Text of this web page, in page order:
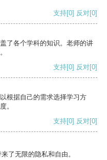
支持[0] 反对[0]
了各个学科的知识。老师的讲
支持[0] 反对[0]
根据自己的需求选择学习方
。
支持[0] 反对[0]
了无限的隐私和自由。